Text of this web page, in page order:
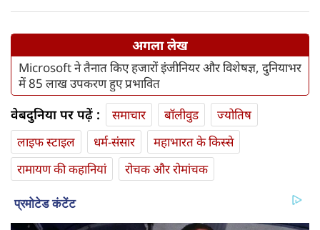
अगला लेख
Microsoft ने तैनात किए हजारों इंजीनियर और विशेषज्ञ, दुनियाभर
में 85 लाख उपकरण हुए प्रभावित
वेबदुनिया पर पढ़ें : समाचार बॉलीवुड
ज्योतिष
लाइफ स्‍टाइल
धर्म-संसार
महाभारत के किस्से
रामायण की कहानियां
रोचक और रोमांचक